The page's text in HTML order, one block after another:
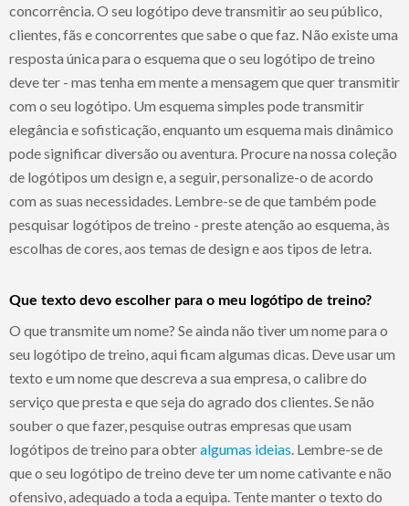
concorrência. O seu logótipo deve transmitir ao seu público,
clientes, fãs e concorrentes que sabe o que faz. Não existe uma
resposta única para o esquema que o seu logótipo de treino
deve ter - mas tenha em mente a mensagem que quer transmitir
com o seu logótipo. Um esquema simples pode transmitir
elegância e sofisticação, enquanto um esquema mais dinâmico
pode significar diversão ou aventura. Procure na nossa coleção
de logótipos um design e, a seguir, personalize-o de acordo
com as suas necessidades. Lembre-se de que também pode
pesquisar logótipos de treino - preste atenção ao esquema, às
escolhas de cores, aos temas de design e aos tipos de letra.
Que texto devo escolher para o meu logótipo de treino?
O que transmite um nome? Se ainda não tiver um nome para o
seu logótipo de treino, aqui ficam algumas dicas. Deve usar um
texto e um nome que descreva a sua empresa, o calibre do
serviço que presta e que seja do agrado dos clientes. Se não
souber o que fazer, pesquise outras empresas que usam
logótipos de treino para obteralgumas ideias . Lembre-se de
que o seu logótipo de treino deve ter um nome cativante e não
ofensivo, adequado a toda a equipa. Tente manter o texto do